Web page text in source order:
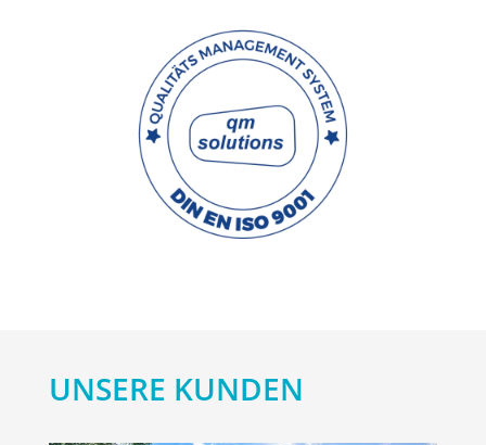
UNSERE KUNDEN